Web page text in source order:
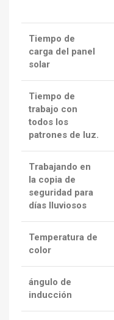
Tiempo de
carga del panel
solar
Tiempo de
trabajo con
todos los
patrones de luz.
Trabajando en
la copia de
seguridad para
días lluviosos
Temperatura de
color
ángulo de
inducción